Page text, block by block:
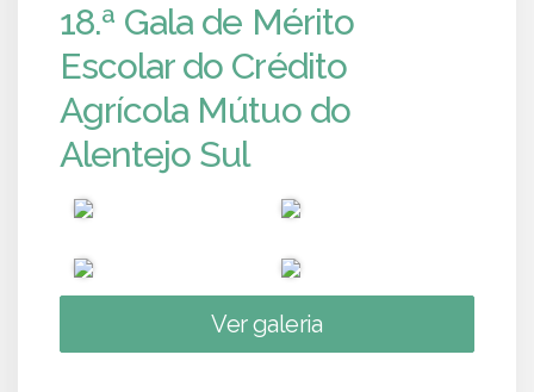
18.ª Gala de Mérito
Escolar do Crédito
Agrícola Mútuo do
Alentejo Sul
Ver galeria